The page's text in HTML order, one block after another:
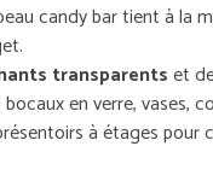
candy bar tient à la
transparentset
en verre, vases,
à étages pour